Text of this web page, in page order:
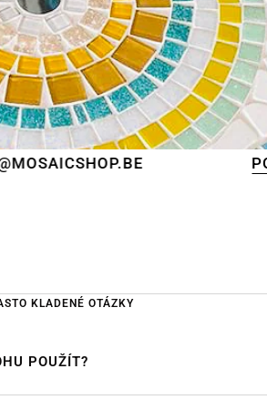
PODÍVEJTE SE
KLADENÉ OTÁZKY
POUŽÍT?
za pochopení. Přejeme vám
a těšíme se, že vás po dovolené opět
obsloužíme!
Tým Mosaicshop🌞